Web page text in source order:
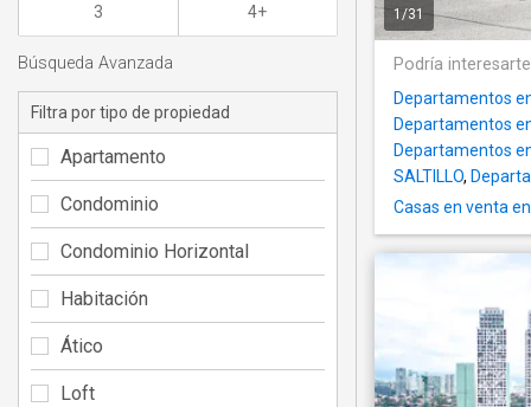
1 /31
Podría
Departamentos
Departamentos
Departamentos
SALTILLO,
Casas en venta
3 4+
Búsqueda Avanzada
Filtra por tipo de propiedad
Apartamento
Condominio
Condominio Horizontal
Habitación
Ático
Loft